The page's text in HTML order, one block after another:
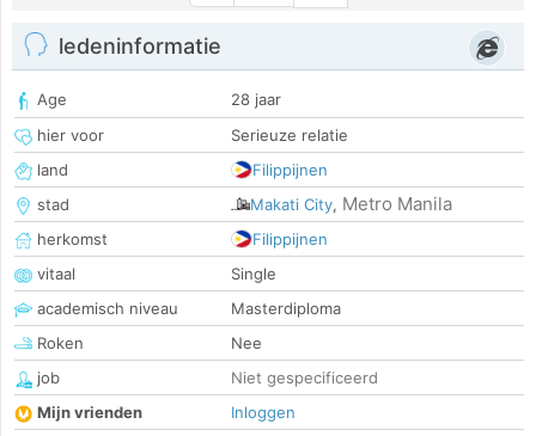
ledeninformatie
Age
28 jaar
hier voor
Serieuze relatie
land
Filippijnen
stad
Makati City, Metro Manila
herkomst
Filippijnen
vitaal
Single
academisch niveau
Masterdiploma
Roken
Nee
job
Niet gespecificeerd
Mijn vrienden
Inloggen